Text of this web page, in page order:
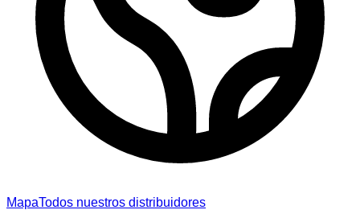
MapaTodos nuestros distribuidores